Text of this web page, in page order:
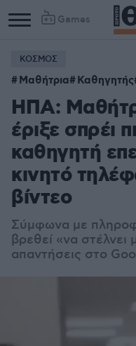
Games
ΚΟΣΜΟΣ
Μαθήτρια Καθηγητής
ΗΠΑ:
έριξε σπρέι
καθηγητή
κινητό
βίντεο
Σύμφωνα με
βρεθεί «να στέλνει
απαντήσεις στο